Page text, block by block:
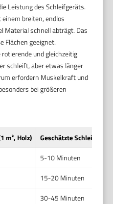
Leistung des Schleifgeräts.
breiten, endlos
Material schnell abträgt. Das
Flächen geeignet.
und gleichzeitig
schleift, aber etwas länger
erfordern Muskelkraft und
bei größeren
m², Holz)
Geschätzte Schleifdauer
5-10 Minuten
15-20 Minuten
30-45 Minuten